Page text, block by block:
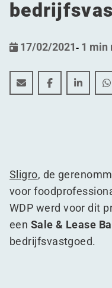
17/02/2021- 1 min
SLIGRO - Sale &
SLIGRO -
Sligro, de
voor
WDP werd voor dit
een Sale & Lease
bedrijfsvastgoed.